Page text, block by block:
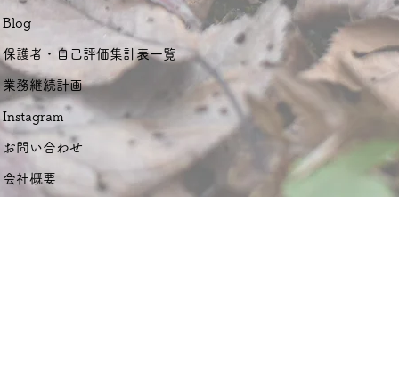
Blog
保護者・自己評価集計表一覧
業務継続計画
Instagram
お問い合わせ
会社概要